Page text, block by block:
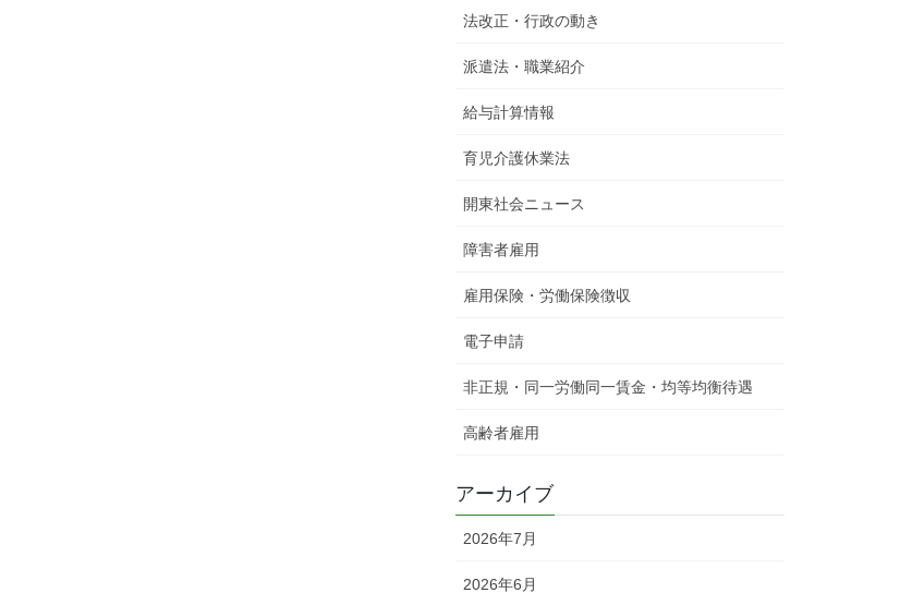
法改正・行政の動き
派遣法・職業紹介
給与計算情報
育児介護休業法
開東社会ニュース
障害者雇用
雇用保険・労働保険徴収
電子申請
非正規・同一労働同一賃金・均等均衡待遇
高齢者雇用
アーカイブ
2026年7月
2026年6月